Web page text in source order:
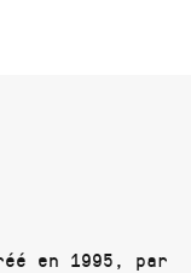
en 1995, par